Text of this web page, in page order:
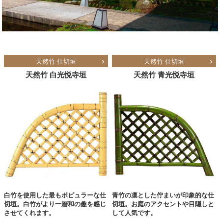
天然竹 仕切垣
天然竹 白光悦寺垣
白竹を使用した最もポピュラーな仕
切垣。白竹がより一層和の趣を感じ
させてくれます。
天然竹 仕切垣
天然竹 青光悦寺垣
青竹の凛とした佇まいが印象的な仕
切垣。お庭のアクセントや目隠しと
して人気です。